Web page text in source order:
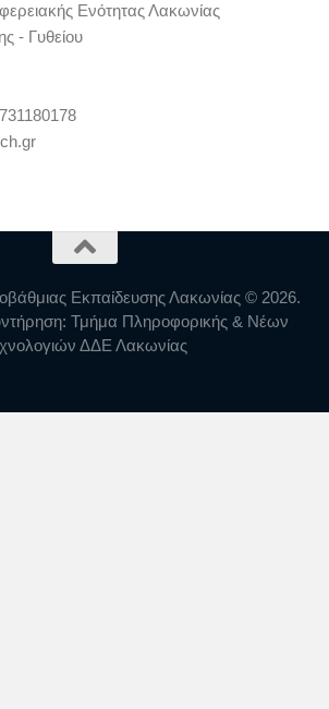
Ενότητας Λακωνίας
- Γυθείου
Εκπαίδευσης Λακωνίας © 2026.
Τμήμα Πληροφορικής & Νέων
ΔΔΕ Λακωνίας